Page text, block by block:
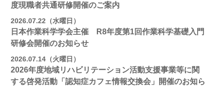
度現職者共通研修開催のご案内
2026.07.22（水曜日）
日本作業科学学会主催 R8年度第1回作業科学基礎入門
研修会開催のお知らせ
2026.07.14（火曜日）
2026年度地域リハビリテーション活動支援事業等に関
する啓発活動「認知症カフェ情報交換会」開催のお知ら